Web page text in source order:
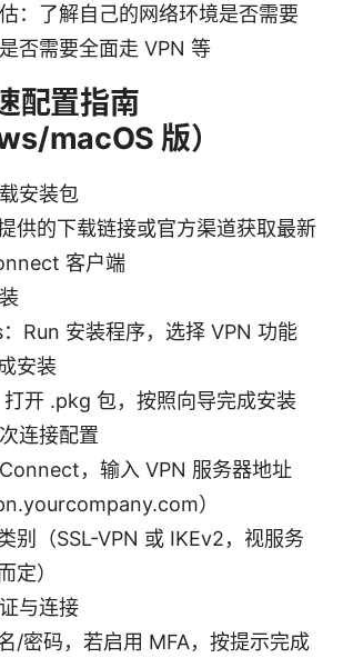
：了解自己的网络环境是否需要
否需要全面走 VPN 等
配置指南
macOS 版）
安装包
供的下载链接或官方渠道获取最新
客户端
Run 安装程序，选择 VPN 功能
安装
开 .pkg 包，按照向导完成安装
连接配置
，输入 VPN 服务器地址
）
别（SSL-VPN 或 IKEv2，视服务
定）
与连接
/密码，若启用 MFA，按提示完成